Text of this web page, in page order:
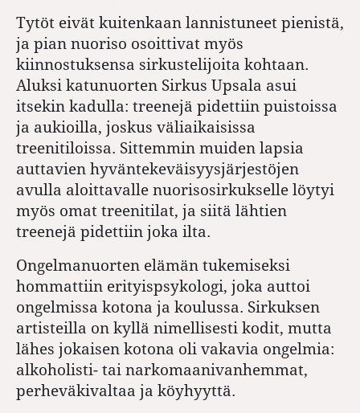
Tytöt eivät kuitenkaan lannistuneet pienistä,
ja pian nuoriso osoittivat myös
kiinnostuksensa sirkustelijoita kohtaan.
Aluksi katunuorten Sirkus Upsala asui
itsekin kadulla: treenejä pidettiin puistoissa
ja aukioilla, joskus väliaikaisissa
treenitiloissa. Sittemmin muiden lapsia
auttavien hyväntekeväisyysjärjestöjen
avulla aloittavalle nuorisosirkukselle löytyi
myös omat treenitilat, ja siitä lähtien
treenejä pidettiin joka ilta.
Ongelmanuorten elämän tukemiseksi
hommattiin erityispsykologi, joka auttoi
ongelmissa kotona ja koulussa. Sirkuksen
artisteilla on kyllä nimellisesti kodit, mutta
lähes jokaisen kotona oli vakavia ongelmia:
alkoholisti- tai narkomaanivanhemmat,
perheväkivaltaa ja köyhyyttä.